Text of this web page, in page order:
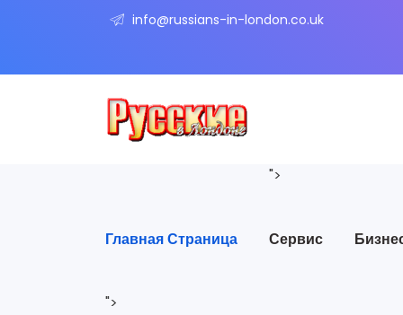
info@russians-in-london.co.uk
Главная Страница
">
Сервис
">